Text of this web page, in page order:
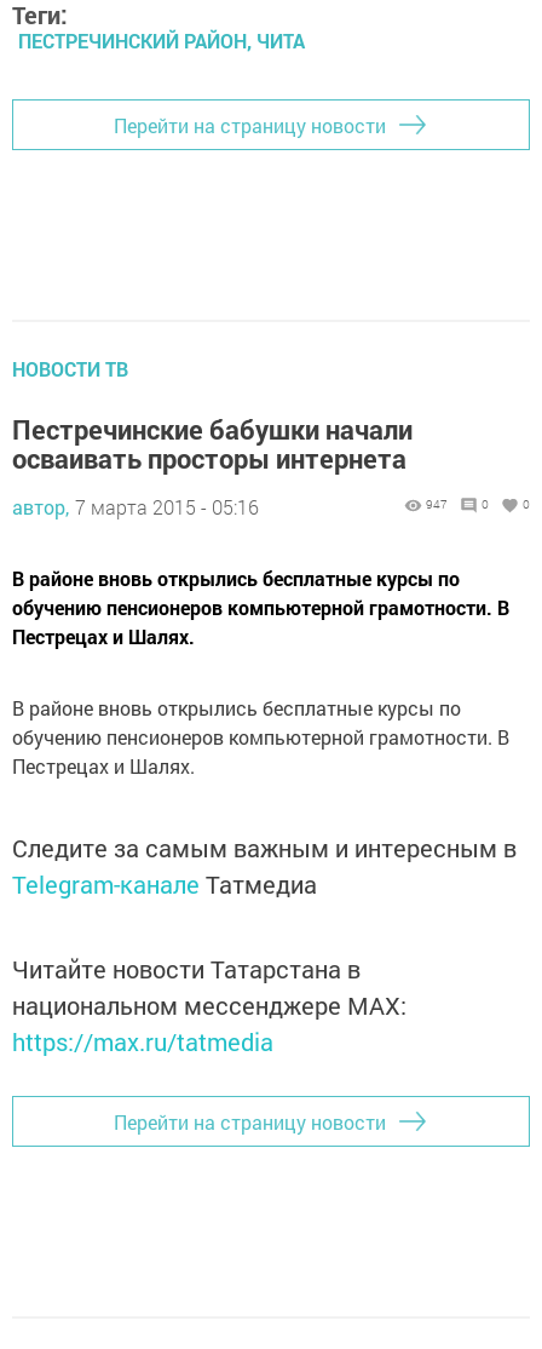
Теги:
ПЕСТРЕЧИНСКИЙ РАЙОН, ЧИТА
Перейти на страницу новости
НОВОСТИ ТВ
Пестречинские бабушки начали
осваивать просторы интернета
автор, 7 марта 2015 - 05:16 947 0 0
В районе вновь открылись бесплатные курсы по
обучению пенсионеров компьютерной грамотности. В
Пестрецах и Шалях.
В районе вновь открылись бесплатные курсы по
обучению пенсионеров компьютерной грамотности. В
Пестрецах и Шалях.
Следите за самым важным и интересным в
Telegram-канале Татмедиа
Читайте новости Татарстана в
национальном мессенджере MАХ:
https://max.ru/tatmedia
Перейти на страницу новости